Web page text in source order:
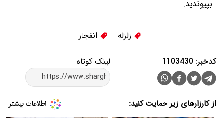
بپیوندید.
زلزله انفجار
لینک کوتاه کدخبر: 1103430
از کارزارهای زیر حمایت کنید: